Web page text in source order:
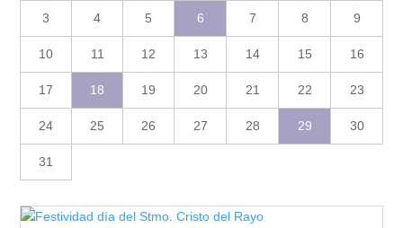
3 4 5 6 7 8 9
10 11 12 13 14 15 16
17 18 19 20 21 22 23
24 25 26 27 28 29 30
31